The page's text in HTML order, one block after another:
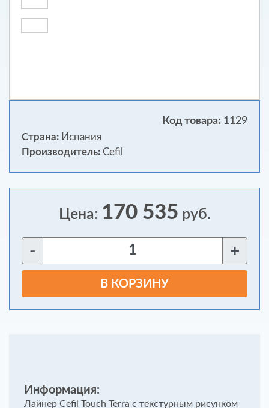
Код товара: 1129
Страна: Испания
Производитель:Cefil
Цена: 170 535 руб.
- +
В КОРЗИНУ
Информация:
Лайнер Cefil Touch Terra с текстурным рисунком